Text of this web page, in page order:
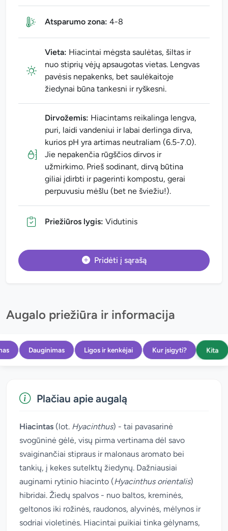
Atsparumo zona: 4-8
Vieta: Hiacintai mėgsta saulėtas, šiltas ir
nuo stiprių vėjų apsaugotas vietas. Lengvas
pavėsis nepakenks, bet saulėkaitoje
žiedynai būna tankesni ir ryškesni.
Dirvožemis: Hiacintams reikalinga lengva,
puri, laidi vandeniui ir labai derlinga dirva,
kurios pH yra artimas neutraliam (6.5-7.0).
Jie nepakenčia rūgščios dirvos ir
užmirkimo. Prieš sodinant, dirvą būtina
giliai įdirbti ir pagerinti kompostu, gerai
perpuvusiu mėšlu (bet ne šviežiu!).
Priežiūros lygis: Vidutinis
Pridėti į sąrašą
Augalo priežiūra ir informacija
Dauginimas Ligos ir kenkėjai Kur įsigyti? Kita
Plačiau apie augalą
Hiacintas (lot. Hyacinthus) - tai pavasarinė
svogūninė gėlė, visų pirma vertinama dėl savo
svaiginančiai stipraus ir malonaus aromato bei
tankių, į kekes sutelktų žiedynų. Dažniausiai
auginami rytinio hiacinto (Hyacinthus orientalis)
hibridai. Žiedų spalvos - nuo baltos, kreminės,
geltonos iki rožinės, raudonos, alyvinės, mėlynos ir
sodriai violetinės. Hiacintai puikiai tinka gėlynams,